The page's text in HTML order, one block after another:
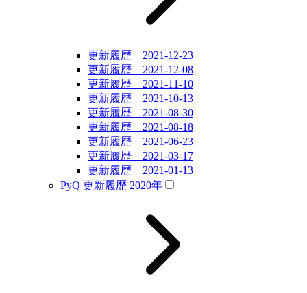
更新履歴 2021-12-23
更新履歴 2021-12-08
更新履歴 2021-11-10
更新履歴 2021-10-13
更新履歴 2021-08-30
更新履歴 2021-08-18
更新履歴 2021-06-23
更新履歴 2021-03-17
更新履歴 2021-01-13
PyQ 更新履歴 2020年